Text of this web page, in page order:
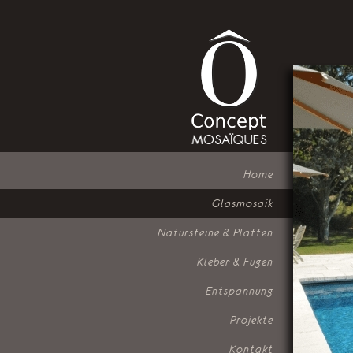
Home
Glasmosaik
Natursteine & Platten
Kleber & Fugen
Entspannung
Projekte
Kontakt